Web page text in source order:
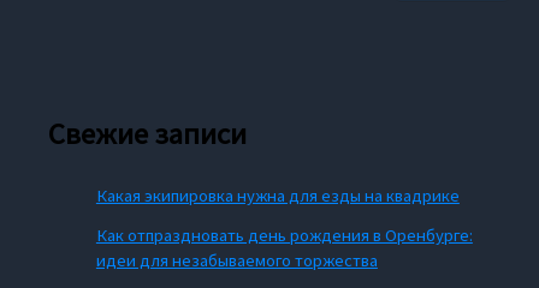
Свежие записи
Какая экипировка нужна для езды на квадрике
Как отпраздновать день рождения в Оренбурге:
идеи для незабываемого торжества